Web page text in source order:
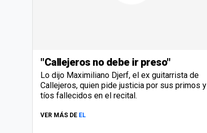
"Callejeros no debe ir preso"
Lo dijo Maximiliano Djerf, el ex guitarrista de
Callejeros, quien pide justicia por sus primos y
tíos fallecidos en el recital.
VER MÁS DE EL